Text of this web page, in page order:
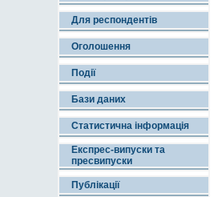
Для респондентів
Оголошення
Події
Бази даних
Статистична інформація
Експрес-випуски та
пресвипуски
Публікації